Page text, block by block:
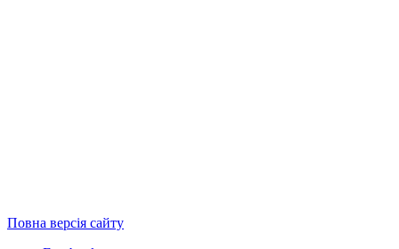
Повна версія сайту